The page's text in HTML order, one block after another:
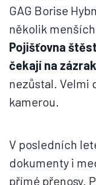
GAG Borise
několik
Pojišťovna
čekají na zázrak
nezůstal. Velmi
kamerou.
V posledních
dokumenty i
přímé přenosy.